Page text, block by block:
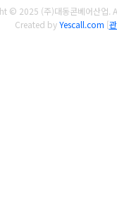
© 2025 (주)대동콘베어산업.
Created byYescall.com [